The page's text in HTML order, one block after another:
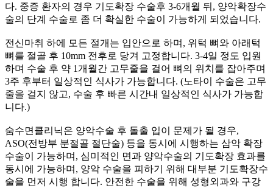
다. 중증 환자의 경우 기도확장 수술후 3-6개월 뒤, 양악확장수
술의 단계 수술로 좀 더 확실한 수술이 가능하게 되었습니다.
전신마취 하에 모든 절개는 입안으로 하며, 위턱 뼈와 아래턱
뼈를 절골 후 10mm 전후로 당겨 고정합니다. 3-4일 정도 입원
하며 수술 후 약 1개월간 고무줄을 걸어 뼈의 위치를 잡아주며
3주 후부터 일상적인 식사가 가능합니다. (노타이 수술은 고무
줄을 걸지 않고, 수술 후 빠른 시간내 일상적인 식사가 가능합
니다.)
숨수면클리닉은 양악수술 후 돌출 입이 문제가 될 경우,
ASO(전방부 분절골 절단술) 등을 동시에 시행하는 삼악 확장
수술이 가능하며, 심미적인 면과 양악수술의 기도확장 효과를
동시에 가능하며, 양악 수술을 피하기 위해 대부분 기도확장수
술을 먼저 시행 합니다. 안전한 수술을 위해 성형외과와 구강